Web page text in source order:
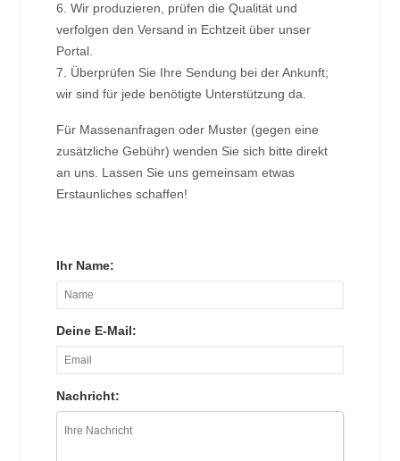
6. Wir produzieren, prüfen die Qualität und
verfolgen den Versand in Echtzeit über unser
Portal.
7. Überprüfen Sie Ihre Sendung bei der Ankunft;
wir sind für jede benötigte Unterstützung da.
Für Massenanfragen oder Muster (gegen eine
zusätzliche Gebühr) wenden Sie sich bitte direkt
an uns. Lassen Sie uns gemeinsam etwas
Erstaunliches schaffen!
Ihr Name:
Deine E-Mail:
Nachricht: